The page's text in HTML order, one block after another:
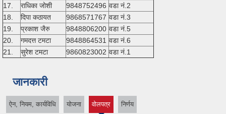
17.
राधिका जोशी 9848752496 वडा नं.2
18.
दिपा कठायत 9868571767 वडा नं.3
19.
प्रकाश जैरु 9848806200 वडा नं.5
20.
गमदत्त टमटा 9848864531 वडा नं.6
21.
सुरेश टमटा 9860823002 वडा नं.1
जानकारी
ऐन, नियम, कार्यविधि योजना वोलपत्र
(active
निर्णय